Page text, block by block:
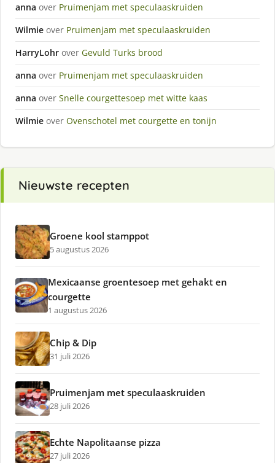
anna over Pruimenjam met speculaaskruiden
Wilmie over Pruimenjam met speculaaskruiden
HarryLohr over Gevuld Turks brood
anna over Pruimenjam met speculaaskruiden
anna over Snelle courgettesoep met witte kaas
Wilmie over Ovenschotel met courgette en tonijn
Nieuwste recepten
Groene kool stamppot
5 augustus 2026
Mexicaanse groentesoep met gehakt en
courgette
1 augustus 2026
Chip & Dip
31 juli 2026
Pruimenjam met speculaaskruiden
28 juli 2026
Echte Napolitaanse pizza
27 juli 2026